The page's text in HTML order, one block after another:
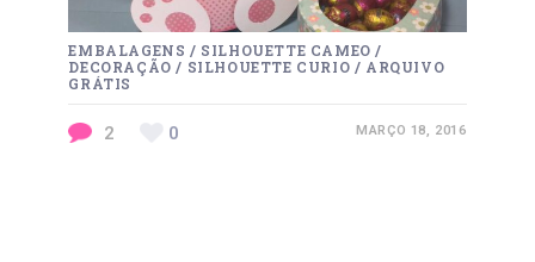
EMBALAGENS / SILHOUETTE CAMEO /
DECORAÇÃO / SILHOUETTE CURIO / ARQUIVO
GRÁTIS
2 0 MARÇO 18, 2016